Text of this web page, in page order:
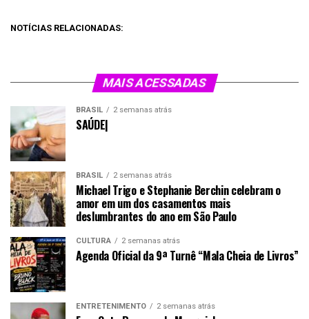
NOTÍCIAS RELACIONADAS:
MAIS ACESSADAS
BRASIL 2 semanas atrás
SAÚDE|
BRASIL 2 semanas atrás
Michael Trigo e Stephanie Berchin celebram o
amor em um dos casamentos mais
deslumbrantes do ano em São Paulo
CULTURA 2 semanas atrás
Agenda Oficial da 9ª Turnê “Mala Cheia de Livros”
ENTRETENIMENTO 2 semanas atrás